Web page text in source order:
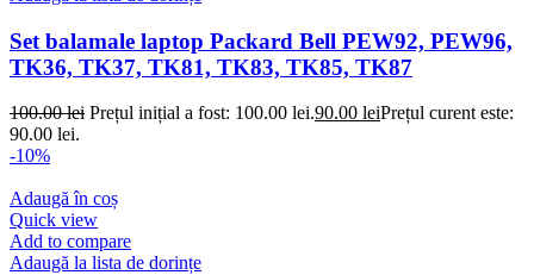
Set balamale laptop Packard Bell PEW92, PEW96,
TK36, TK37, TK81, TK83, TK85, TK87
100.00lei Prețul inițial a fost: 100.00 lei.90.00 leiPrețul curent este:
90.00 lei.
-10%
Adaugă în coș
Quick view
Add to compare
Adaugă la lista de dorințe